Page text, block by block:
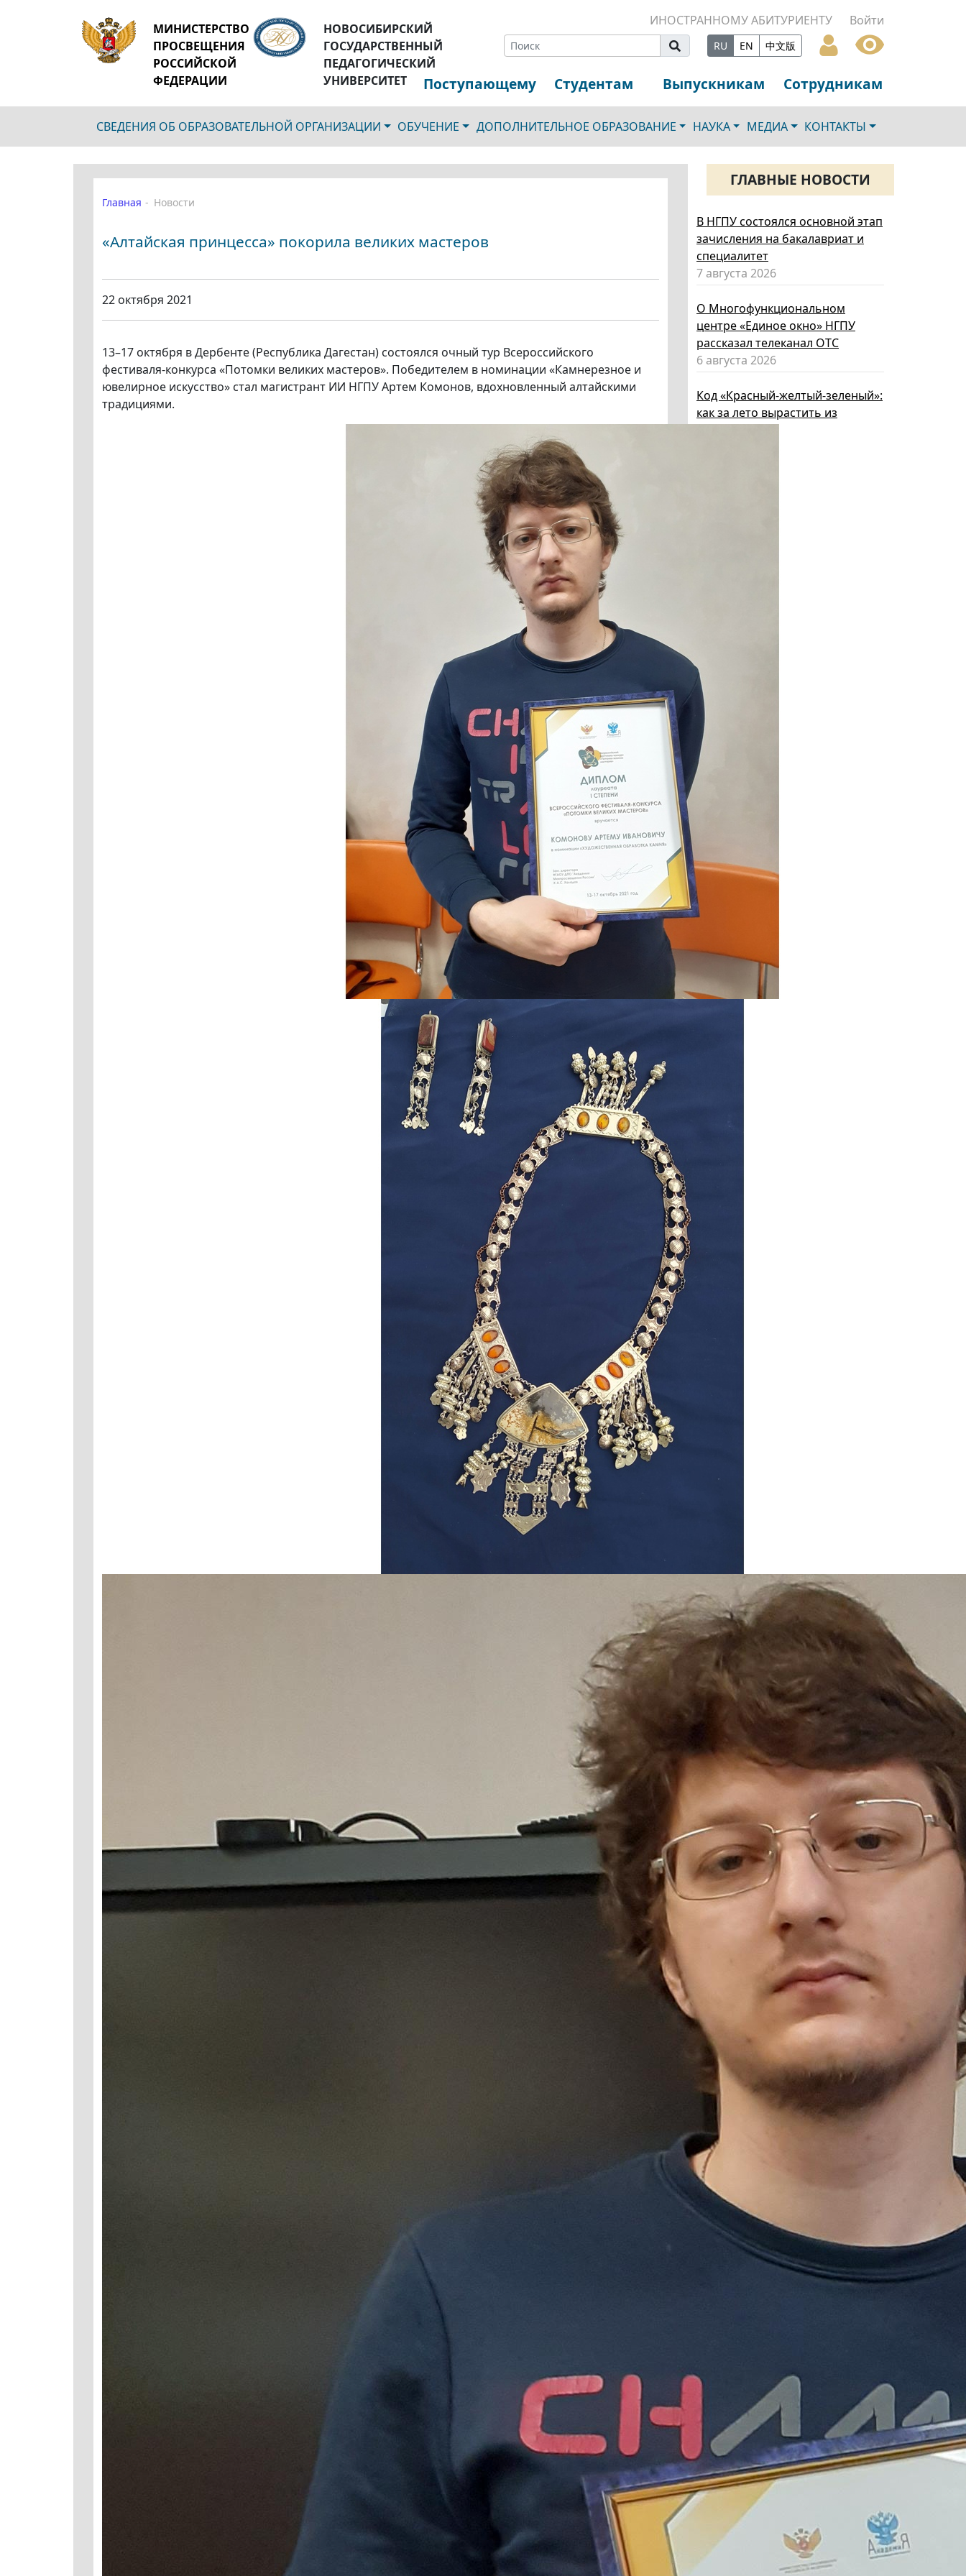
МИНИСТЕРСТВО
ПРОСВЕЩЕНИЯ
РОССИЙСКОЙ
ФЕДЕРАЦИИ
НОВОСИБИРСКИЙ
ГОСУДАРСТВЕННЫЙ
ПЕДАГОГИЧЕСКИЙ
УНИВЕРСИТЕТ
ИНОСТРАННОМУ АБИТУРИЕНТУ Войти
RU EN 中文版
Поступающему Студентам Выпускникам Сотрудникам
СВЕДЕНИЯ ОБ ОБРАЗОВАТЕЛЬНОЙ ОРГАНИЗАЦИИ ОБУЧЕНИЕ ДОПОЛНИТЕЛЬНОЕ ОБРАЗОВАНИЕ НАУКА МЕДИА КОНТАКТЫ
Главная Новости
«Алтайская принцесса» покорила великих мастеров
22 октября 2021
13–17 октября в Дербенте (Республика Дагестан) состоялся очный тур Всероссийского
фестиваля-конкурса «Потомки великих мастеров». Победителем в номинации «Камнерезное и
ювелирное искусство» стал магистрант ИИ НГПУ Артем Комонов, вдохновленный алтайскими
традициями.
ГЛАВНЫЕ НОВОСТИ
В НГПУ состоялся основной этап
зачисления на бакалавриат и
специалитет
7 августа 2026
О Многофункциональном
центре «Единое окно» НГПУ
рассказал телеканал ОТС
6 августа 2026
Код «Красный-желтый-зеленый»:
как за лето вырастить из
выбором актуальной профессии
5 августа 2026
НГПУ ждет первокурсников на
собрания по зачислению
4 августа 2026